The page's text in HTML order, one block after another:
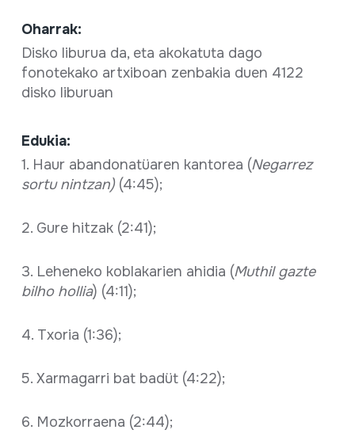
Oharrak:
Disko liburua da, eta akokatuta dago
fonotekako artxiboan zenbakia duen 4122
disko liburuan
Edukia:
1. Haur abandonatüaren kantorea (Negarrez
sortu nintzan) (4:45);
2. Gure hitzak (2:41);
3. Leheneko koblakarien ahidia (Muthil gazte
bilho hollia) (4:11);
4. Txoria (1:36);
5. Xarmagarri bat badüt (4:22);
6. Mozkorraena (2:44);